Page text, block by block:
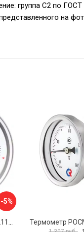
группа C2 по
на
-5%